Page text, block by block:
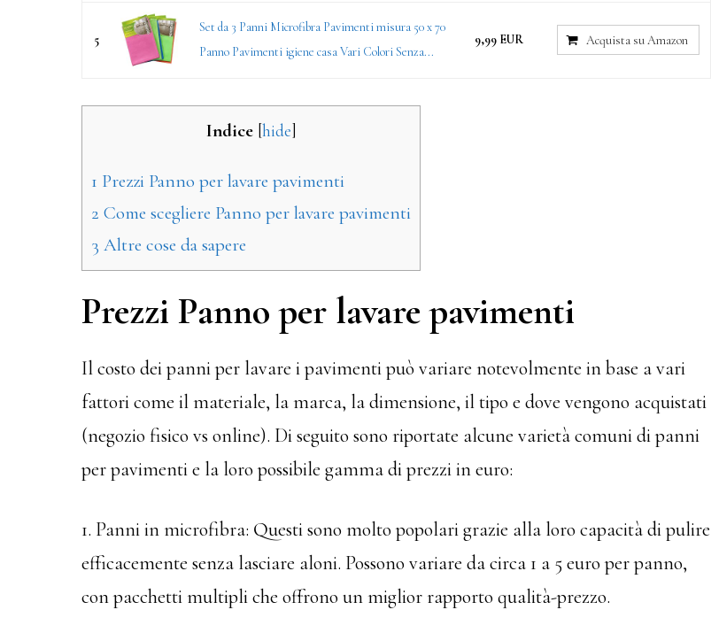
5
Set da 3 Panni Microfibra Pavimenti misura 50 x 70
Panno Pavimenti igiene casa Vari Colori Senza...
9,99 EUR Acquista su Amazon
Indice hide
1 Prezzi Panno per lavare pavimenti
2 Come scegliere Panno per lavare pavimenti
3 Altre cose da sapere
Prezzi Panno per lavare pavimenti
Il costo dei panni per lavare i pavimenti può variare notevolmente in base a vari
fattori come il materiale, la marca, la dimensione, il tipo e dove vengono acquistati
(negozio fisico vs online). Di seguito sono riportate alcune varietà comuni di panni
per pavimenti e la loro possibile gamma di prezzi in euro:
1. Panni in microfibra: Questi sono molto popolari grazie alla loro capacità di pulire
efficacemente senza lasciare aloni. Possono variare da circa 1 a 5 euro per panno,
con pacchetti multipli che offrono un miglior rapporto qualità-prezzo.